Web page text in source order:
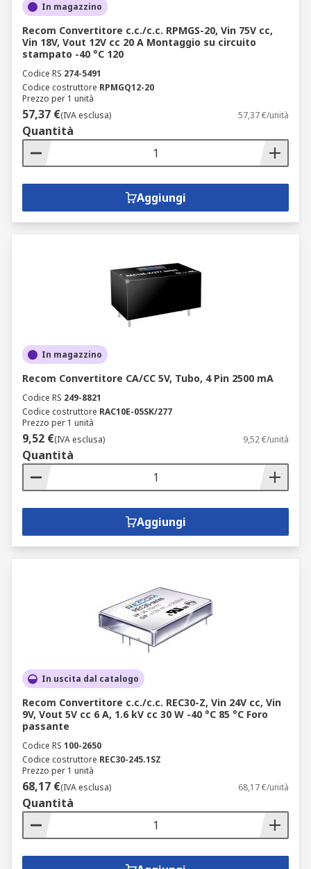
In magazzino
Recom Convertitore c.c./c.c. RPMGS-20, Vin 75V cc,
Vin 18V, Vout 12V cc 20 A Montaggio su circuito
stampato -40 °C 120
Codice RS 274-5491
Codice costruttore RPMGQ12-20
Prezzo per 1 unità
57,37 €(IVA esclusa) 57,37 €/unità
Quantità
Aggiungi
In magazzino
Recom Convertitore CA/CC 5V, Tubo, 4 Pin 2500 mA
Codice RS 249-8821
Codice costruttore RAC10E-05SK/277
Prezzo per 1 unità
9,52 €(IVA esclusa) 9,52 €/unità
Quantità
Aggiungi
In uscita dal catalogo
Recom Convertitore c.c./c.c. REC30-Z, Vin 24V cc, Vin
9V, Vout 5V cc 6 A, 1.6 kV cc 30 W -40 °C 85 °C Foro
passante
Codice RS 100-2650
Codice costruttore REC30-245.1SZ
Prezzo per 1 unità
68,17 €(IVA esclusa) 68,17 €/unità
Quantità